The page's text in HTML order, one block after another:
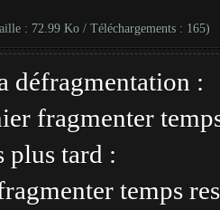
: 72.99 Ko / Téléchargements : 165)
défragmentation :
fragmenter
plus tard :
temps